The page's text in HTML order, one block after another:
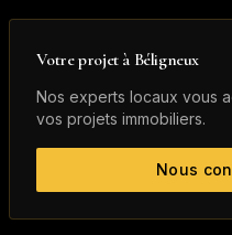
Votre projet à Béligneux
Nos experts locaux vous
vos projets immobiliers.
Nous